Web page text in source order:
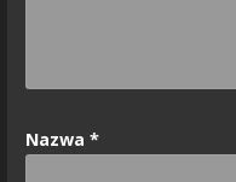
Nazwa *